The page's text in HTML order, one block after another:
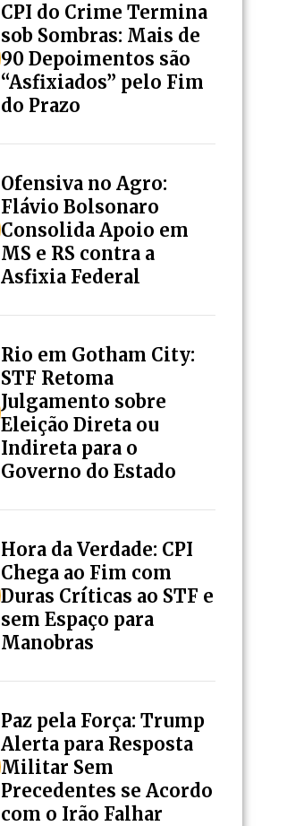
CPI do Crime Termina
sob Sombras: Mais de
90 Depoimentos são
“Asfixiados” pelo Fim
do Prazo
Ofensiva no Agro:
Flávio Bolsonaro
Consolida Apoio em
MS e RS contra a
Asfixia Federal
Rio em Gotham City:
STF Retoma
Julgamento sobre
Eleição Direta ou
Indireta para o
Governo do Estado
Hora da Verdade: CPI
Chega ao Fim com
Duras Críticas ao STF e
sem Espaço para
Manobras
Paz pela Força: Trump
Alerta para Resposta
Militar Sem
Precedentes se Acordo
com o Irão Falhar